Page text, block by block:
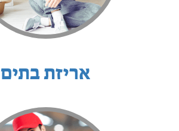
אריזת בתים